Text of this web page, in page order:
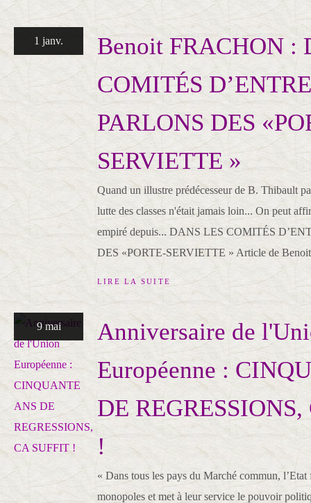
1 janv.
Benoit FRACHON :
COMITÉS
PARLONS DES
SERVIETTE »
Quand un illustre prédécesseur de B. Thibault
lutte des classes n'était jamais loin... On peut
empiré depuis... DANS LES COMITÉS
DES «PORTE-SERVIETTE » Article de
LIRE LA SUITE
9 mai
Anniversaire de
Européenne :
DE
!
« Dans tous les pays du Marché commun, l’Etat
monopoles et met à leur service le pouvoir